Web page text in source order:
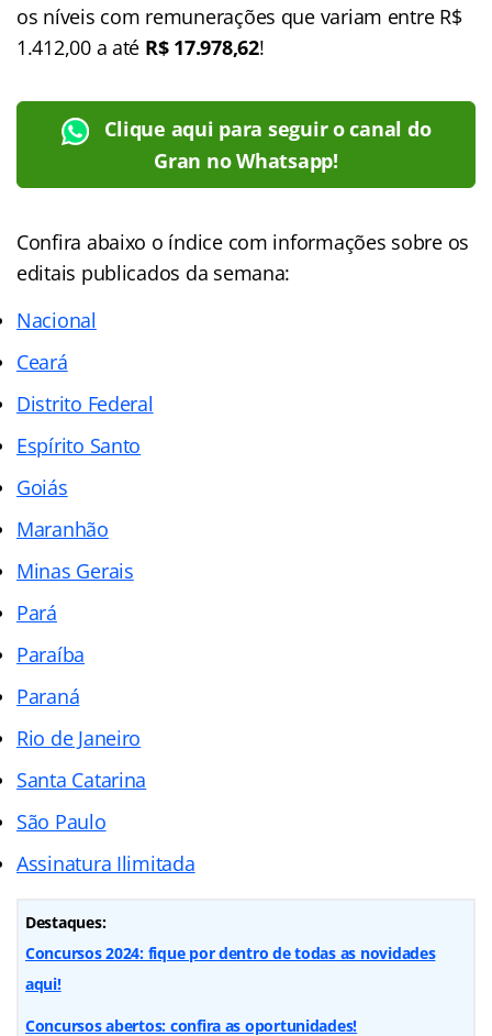
os níveis com remunerações que variam entre R$
1.412,00 a até R$ 17.978,62!
Clique aqui para seguir o canal do
Gran no Whatsapp!
Confira abaixo o índicecom informações sobre os
editais publicados da semana:
Nacional
Ceará
Distrito Federal
Espírito Santo
Goiás
Maranhão
Minas Gerais
Pará
Paraíba
Paraná
Rio de Janeiro
Santa Catarina
São Paulo
Assinatura Ilimitada
Destaques:
Concursos 2024: fique por dentro de todas as novidades
aqui!
Concursos abertos: confira as oportunidades!